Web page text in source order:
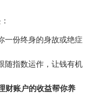
一份终身的身故或绝症
随指数运作，让钱有机
财账户的收益帮你养